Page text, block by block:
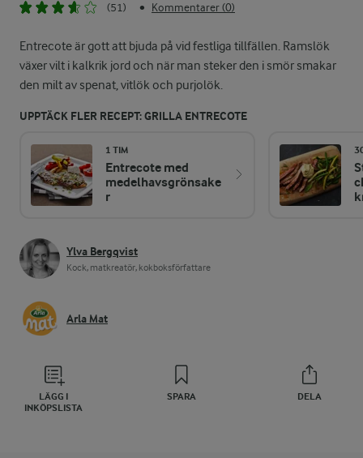
(51)
• Kommentarer (0)
Entrecote är gott att bjuda på vid festliga tillfällen. Ramslök
växer vilt i kalkrik jord och när man steker den i smör smakar
den milt av spenat, vitlök och purjolök.
UPPTÄCK FLER RECEPT: GRILLA ENTRECOTE
1 TIM
Entrecote med
medelhavsgrönsake
r
Ylva Bergqvist
Kock, matkreatör, kokboksförfattare
Arla Mat
LÄGG I
INKÖPSLISTA
SPARA DELA